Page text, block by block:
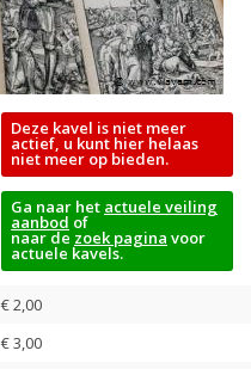
Deze kavel is niet meer
actief, u kunt hier helaas
niet meer op bieden.
Ga naar het actuele veiling
aanbod of
naar de zoek pagina voor
actuele kavels.
€ 2,00
€3,00